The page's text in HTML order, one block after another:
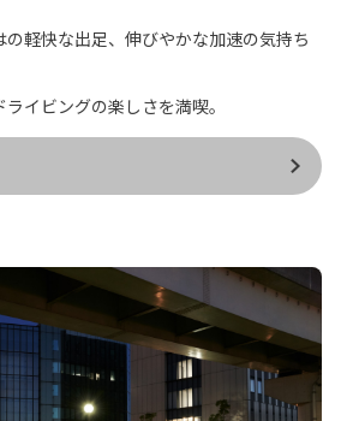
軽快な出足、伸びやかな加速の気持ち
イビングの楽しさを満喫。